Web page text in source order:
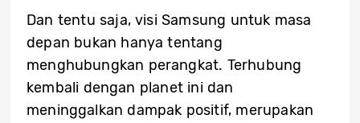
Dan tentu saja, visi Samsung untuk masa
depan bukan hanya tentang
menghubungkan perangkat. Terhubung
kembali dengan planet ini dan
meninggalkan dampak positif, merupakan